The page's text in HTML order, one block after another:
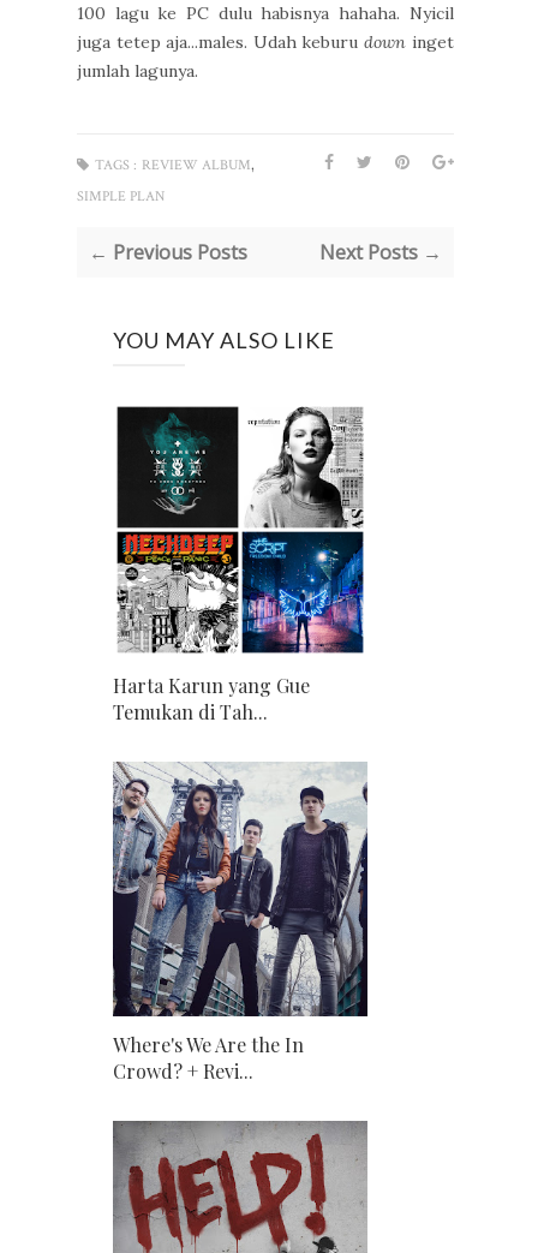
100 lagu ke PC dulu habisnya hahaha. Nyicil
juga tetep aja...males. Udah keburudown inget
jumlah lagunya.
TAGS : REVIEW ALBUM,
SIMPLE PLAN
← Previous Posts Next Posts →
YOU MAY ALSO LIKE
Harta Karun yang Gue
Temukan di Tah...
Where's We Are the In
Crowd? + Revi...